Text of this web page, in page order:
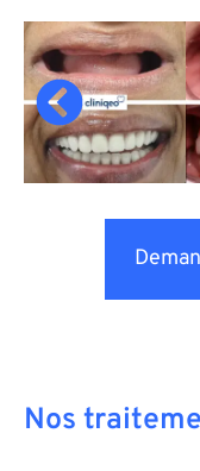
Nos